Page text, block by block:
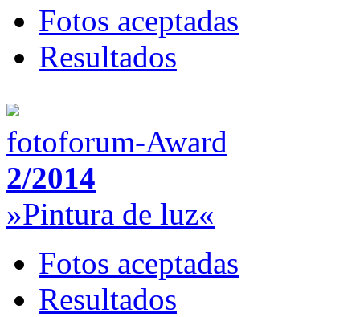
Fotos aceptadas
Resultados
fotoforum-Award
2/2014
»Pintura de luz«
Fotos aceptadas
Resultados